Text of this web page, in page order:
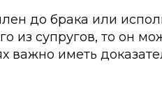
до брака или
из супругов, то он
важно иметь